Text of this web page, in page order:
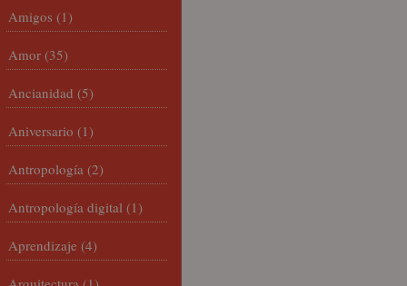
Amigos (1)
Amor (35)
Ancianidad (5)
Aniversario (1)
Antropología (2)
Antropología digital (1)
Aprendizaje (4)